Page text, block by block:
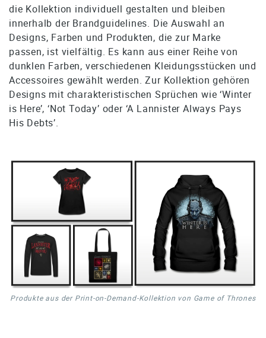
die Kollektion individuell gestalten und bleiben
innerhalb der Brandguidelines. Die Auswahl an
Designs, Farben und Produkten, die zur Marke
passen, ist vielfältig. Es kann aus einer Reihe von
dunklen Farben, verschiedenen Kleidungsstücken und
Accessoires gewählt werden. Zur Kollektion gehören
Designs mit charakteristischen Sprüchen wie ‘Winter
is Here’, ‘Not Today’ oder ‘A Lannister Always Pays
His Debts’.
Produkte aus der Print-on-Demand-Kollektion von Game of Thrones